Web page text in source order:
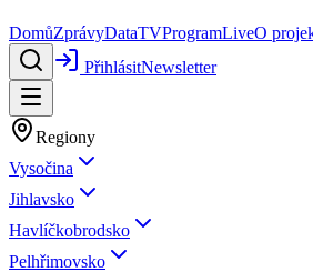
DomůZprávyDataTVProgramLiveO
PřihlásitNewsletter
Regiony
Vysočina
Jihlavsko
Havlíčkobrodsko
Pelhřimovsko